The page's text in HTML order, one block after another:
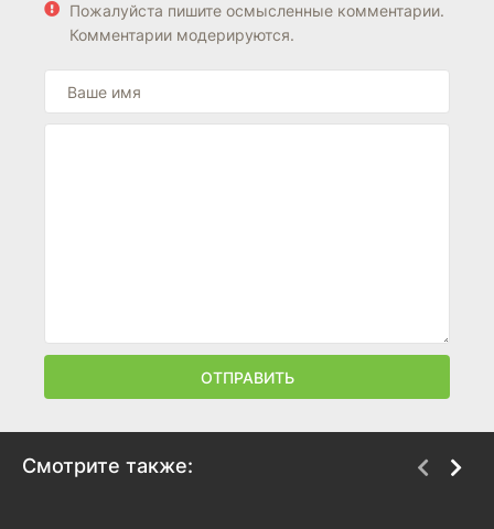
Пожалуйста пишите осмысленные комментарии.
Комментарии модерируются.
ОТПРАВИТЬ
Смотрите также: